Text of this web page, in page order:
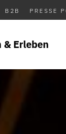
B2B PRESSE
& Erleben